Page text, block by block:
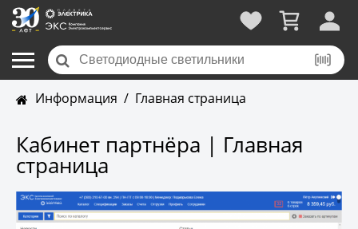
Информация / Главная страница
Кабинет партнёра | Главная
страница